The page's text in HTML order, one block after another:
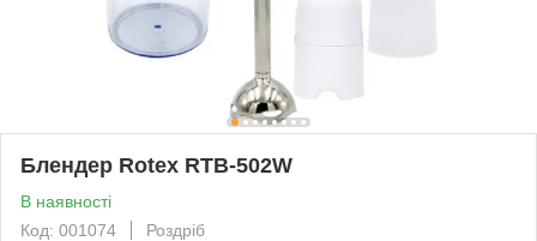
Блендер Rotex RTB-502W
В наявності
Код: 001074
Роздріб